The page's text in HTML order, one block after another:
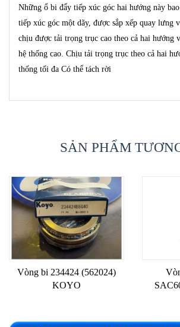
Những ổ bi đẩy tiếp xúc góc hai hướng này
tiếp xúc góc một dãy, được sắp xếp quay lưng
chịu được tải trọng trục cao theo cả hai hướng
hệ thống cao. Chịu tải trọng trục theo cả hai
thống tối đa Có thể tách rời
SẢN PHẨM
Vòng bi 234424 (562024)
KOYO